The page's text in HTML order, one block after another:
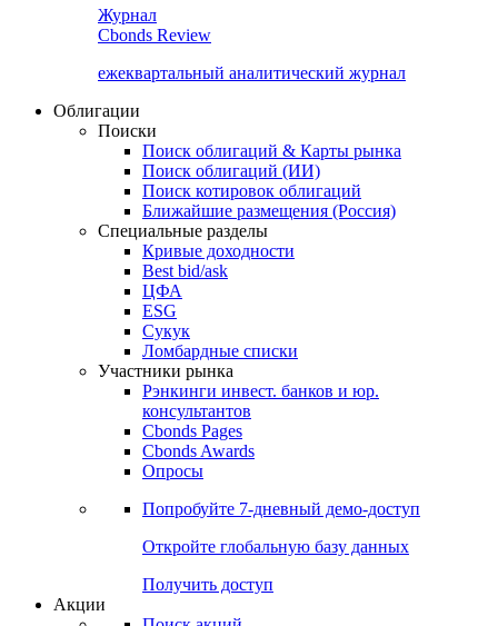
Журнал
Cbonds Review
ежеквартальный аналитический журнал
Облигации
Поиски
Поиск облигаций & Карты рынка
Поиск облигаций (ИИ)
Поиск котировок облигаций
Ближайшие размещения (Россия)
Специальные разделы
Кривые доходности
Best bid/ask
ЦФА
ESG
Сукук
Ломбардные списки
Участники рынка
Рэнкинги инвест. банков и юр.
консультантов
Cbonds Pages
Cbonds Awards
Опросы
Попробуйте 7-дневный демо-доступ
Откройте глобальную базу данных
Получить доступ
Акции